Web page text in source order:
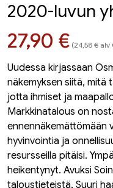
2020-luvun
Hinta nyt
27,90 € (24,58 € alv
Uudessa kirjassaan
näkemyksen siitä, mitä
jotta ihmiset ja
Markkinatalous on
ennennäkemättömään
hyvinvointia ja
resursseilla pitäisi.
heikentynyt. Avuksi
taloustieteistä. Suuri